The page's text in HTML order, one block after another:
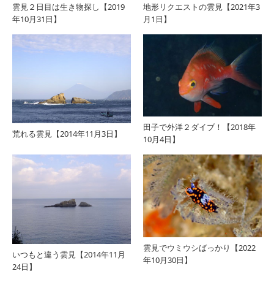
雲見２日目は生き物探し【2019
年10月31日】
地形リクエストの雲見【2021年3
月1日】
荒れる雲見【2014年11月3日】
田子で外洋２ダイブ！【2018年
10月4日】
いつもと違う雲見【2014年11月
24日】
雲見でウミウシばっかり【2022
年10月30日】